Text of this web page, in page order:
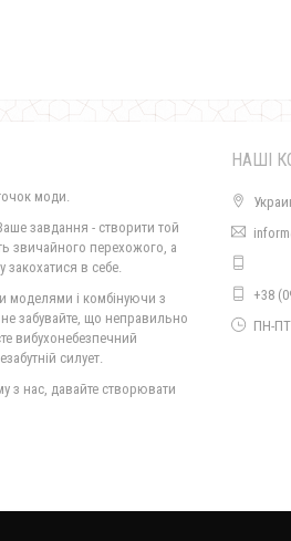
моди.
завдання - створити той
звичайного перехожого, а
закохатися в себе.
моделями і комбінуючи з
забувайте, що неправильно
вибухонебезпечний
силует.
з нас, давайте створювати
НАШІ
+38
ПН-